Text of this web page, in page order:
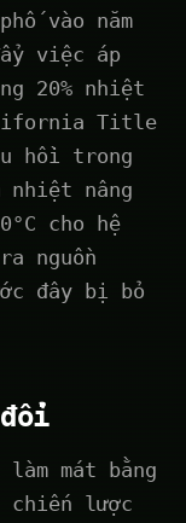
vào năm
việc áp
20% nhiệt
Title
hồi trong
nhiệt nâng
cho hệ
nguồn
đây bị bỏ
mát bằng
chiến lược